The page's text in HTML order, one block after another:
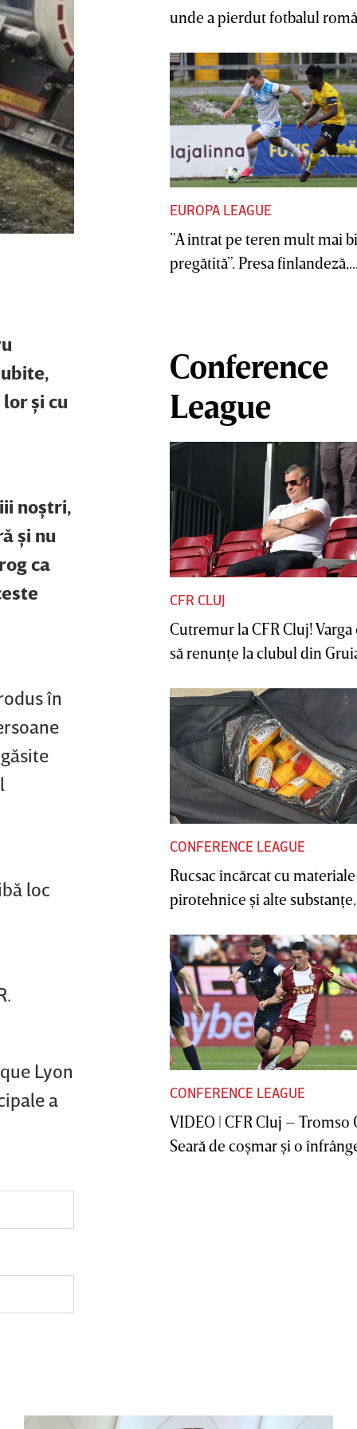
şi cu
noştri,
şi nu
ca
în
loc
Lyon
a
unde a pierdut fotbalul
EUROPA LEAGUE
”A intrat pe teren mult mai
pregătită”. Presa
Conference
League
CFR CLUJ
Cutremur la CFR Cluj! Varga
să renunţe la clubul din
CONFERENCE LEAGUE
Rucsac încărcat cu materiale
pirotehnice şi alte substanţe,
CONFERENCE LEAGUE
VIDEO | CFR Cluj – Tromso
Seară de coşmar şi o